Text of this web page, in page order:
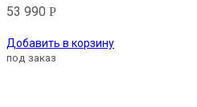
53 990 Р
Добавить в корзину
под заказ